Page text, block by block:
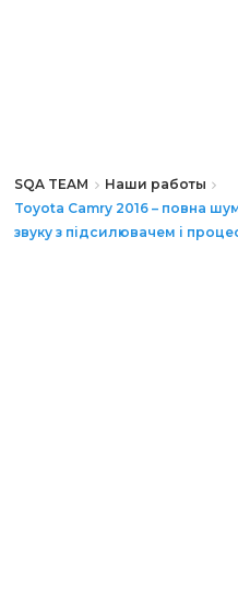
SQA TEAM
Наши работы
Toyota Camry 2016 – повна
звуку з підсилювачем і